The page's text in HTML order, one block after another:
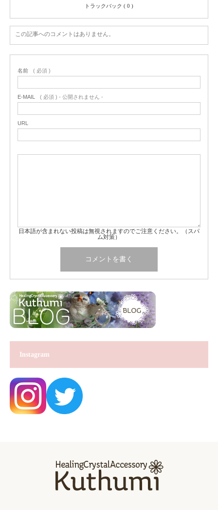
トラックバック ( 0 )
この記事へのコメントはありません。
名前 ( 必須 )
E-MAIL ( 必須 ) - 公開されません -
URL
日本語が含まれない投稿は無視されますのでご注意ください。（スパ
ム対策）
Instagram